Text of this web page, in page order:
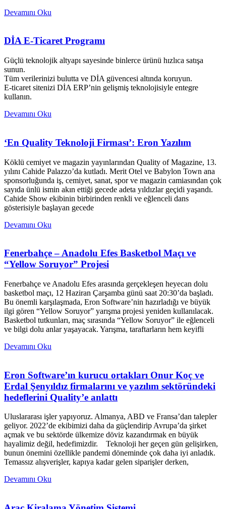
Devamını Oku
DİA E-Ticaret Programı
Güçlü teknolojik altyapı sayesinde binlerce ürünü hızlıca satışa
sunun.
Tüm verilerinizi bulutta ve DİA güvencesi altında koruyun.
E-ticaret sitenizi DİA ERP’nin gelişmiş teknolojisiyle entegre
kullanın.
Devamını Oku
‘En Quality Teknoloji Firması’: Eron Yazılım
Köklü cemiyet ve magazin yayınlarından Quality of Magazine, 13.
yılını Cahide Palazzo’da kutladı. Merit Otel ve Babylon Town ana
sponsorluğunda iş, cemiyet, sanat, spor ve magazin camiasından çok
sayıda ünlü ismin akın ettiği gecede adeta yıldızlar geçidi yaşandı.
Cahide Show ekibinin birbirinden renkli ve eğlenceli dans
gösterisiyle başlayan gecede
Devamını Oku
Fenerbahçe – Anadolu Efes Basketbol Maçı ve
“Yellow Soruyor” Projesi
Fenerbahçe ve Anadolu Efes arasında gerçekleşen heyecan dolu
basketbol maçı, 12 Haziran Çarşamba günü saat 20:30’da başladı.
Bu önemli karşılaşmada, Eron Software’nin hazırladığı ve büyük
ilgi gören “Yellow Soruyor” yarışma projesi yeniden kullanılacak.
Basketbol tutkunları, maç sırasında “Yellow Soruyor” ile eğlenceli
ve bilgi dolu anlar yaşayacak. Yarışma, taraftarların hem keyifli
Devamını Oku
Eron Software’ın kurucu ortakları Onur Koç ve
Erdal Şenyıldız firmalarını ve yazılım sektöründeki
hedeflerini Quality’e anlattı
Uluslararası işler yapıyoruz. Almanya, ABD ve Fransa’dan talepler
geliyor. 2022’de ekibimizi daha da güçlendirip Avrupa’da şirket
açmak ve bu sektörde ülkemize döviz kazandırmak en büyük
hayalimiz değil, hedefimizdir. Teknoloji her geçen gün gelişirken,
bunun önemini özellikle pandemi döneminde çok daha iyi anladık.
Temassız alışverişler, kapıya kadar gelen siparişler derken,
Devamını Oku